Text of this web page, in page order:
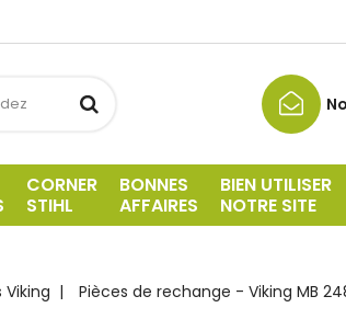
CORNER
STIHL
BONNES
AFFAIRES
BIEN UTILISER
NOTRE SITE
Viking Pièces de rechange - Viking MB